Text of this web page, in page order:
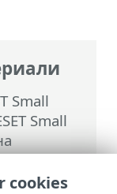
Small
Small
на уеб
с URL
cookies